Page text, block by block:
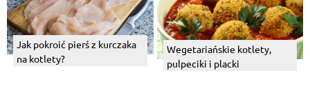
Jak pokroić pierś z kurczaka
na kotlety?
Wegetariańskie kotlety,
pulpeciki i placki